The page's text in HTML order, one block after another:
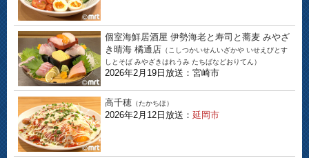
個室海鮮居酒屋 伊勢海老と寿司と蕎麦 みやざ
き晴海 橘通店 （こしつかいせんいざかや いせえびとす
しとそば みやざきはれうみ たちばなどおりてん）
2026年2月19日放送：宮崎市
高千穂 （たかちほ）
2026年2月12日放送： 延岡市